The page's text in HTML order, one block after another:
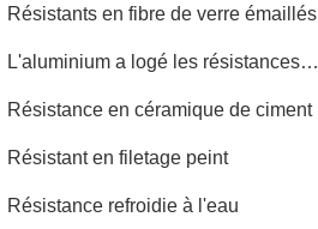
Résistants en fibre de verre émaillés
L'aluminium a logé les résistances
Résistance en céramique de ciment
Résistant en filetage peint
Résistance refroidie à l'eau